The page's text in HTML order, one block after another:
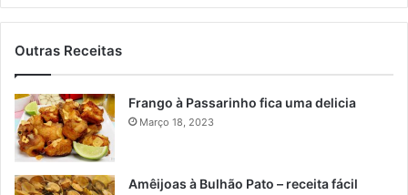
Outras Receitas
Frango à Passarinho fica uma delicia
Março 18, 2023
Amêijoas à Bulhão Pato – receita fácil